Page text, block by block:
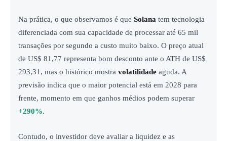
Na prática, o que observamos é que Solana tem tecnologia
diferenciada com sua capacidade de processar até 65 mil
transações por segundo a custo muito baixo. O preço atual
de US$ 81,77 representa bom desconto ante o ATH de US$
293,31, mas o histórico mostra volatilidade aguda. A
previsão indica que o maior potencial está em 2028 para
frente, momento em que ganhos médios podem superar
+290%.
Contudo, o investidor deve avaliar a liquidez e as